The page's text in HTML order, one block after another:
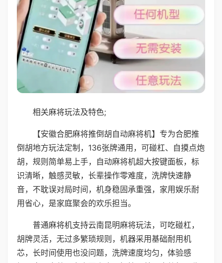
相关麻将玩法及特色;
【安徽合肥麻将推倒胡自动麻将机】专为合肥推
倒胡地方玩法定制，136张牌通用，可碰杠、自摸点炮
胡，规则简单易上手，自动麻将机超大按键面板，标
识清晰，触感灵敏，长辈操作零难度，洗牌快速静
音，不耽误对局时间，机身稳固承重强，家用娱乐耐
用省心，是家庭聚会的欢乐担当。
普通麻将机支持云南昆明麻将玩法，可吃碰杠，
胡牌灵活，无过多繁琐规则，机器采用基础耐用机
芯，长时间使用也没问题，洗牌速度均匀，体验感